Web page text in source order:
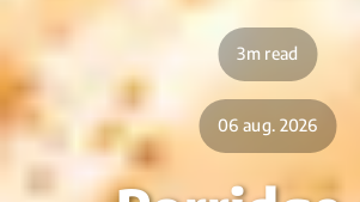
3m read
06 aug. 2026